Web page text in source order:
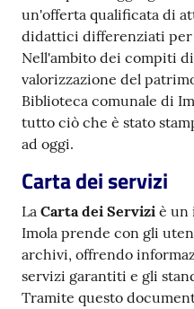
Piani
Archivio
storico
Decentrate
Patto
la
lettura
un'offerta qualificata di
didattici differenziati per
Nell'ambito dei compiti
valorizzazione del
Biblioteca comunale di
tutto ciò che è stato
ad oggi.
Carta dei servizi
La Carta dei Servizi è un
Imola prende con gli
archivi, offrendo
servizi garantiti e gli
Tramite questo